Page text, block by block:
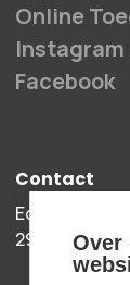
Online
Instagram
Facebook
Contact
Edisonweg 30b
2952 ADOver